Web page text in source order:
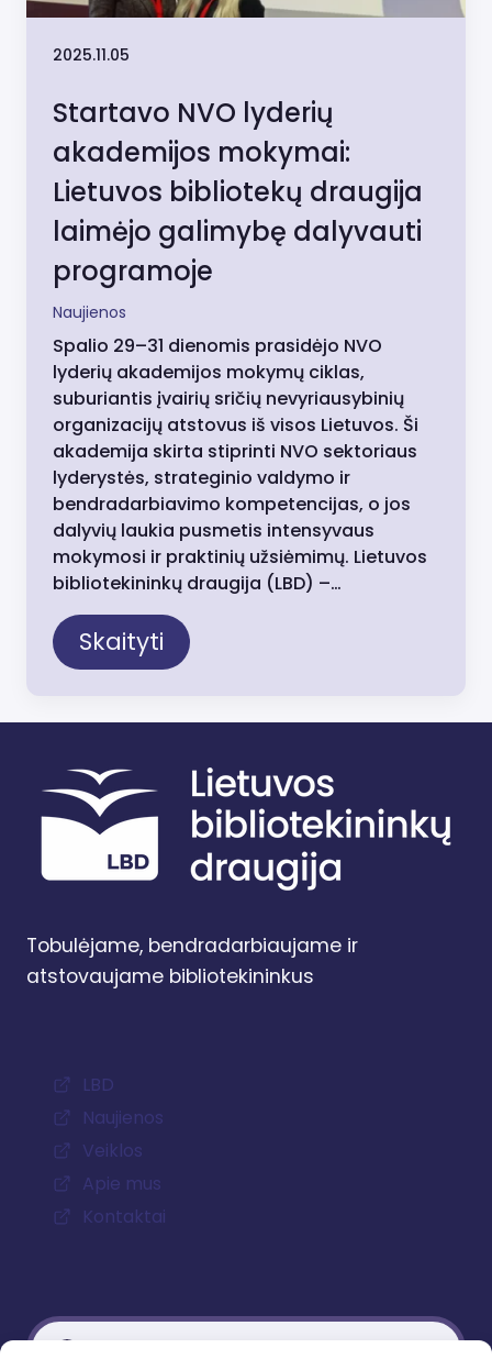
2025.11.05
Startavo NVO lyderių
akademijos mokymai:
Lietuvos bibliotekų draugija
laimėjo galimybę dalyvauti
programoje
Naujienos
Spalio 29–31 dienomis prasidėjo NVO
lyderių akademijos mokymų ciklas,
suburiantis įvairių sričių nevyriausybinių
organizacijų atstovus iš visos Lietuvos. Ši
akademija skirta stiprinti NVO sektoriaus
lyderystės, strateginio valdymo ir
bendradarbiavimo kompetencijas, o jos
dalyvių laukia pusmetis intensyvaus
mokymosi ir praktinių užsiėmimų. Lietuvos
bibliotekininkų draugija (LBD) –…
Skaityti
Tobulėjame, bendradarbiaujame ir
atstovaujame bibliotekininkus
LBD
Naujienos
Veiklos
Apie mus
Kontaktai